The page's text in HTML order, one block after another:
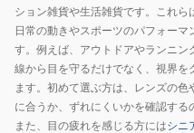
ション雑貨や生活雑貨です。これら
日常の動きやスポーツのパフォー
す。例えば、アウトドアやランニン
線から目を守るだけでなく、視界を
ます。初めて選ぶ方は、レンズの
に合うか、ずれにくいかを確認する
また、目の疲れを感じる方にはシニ